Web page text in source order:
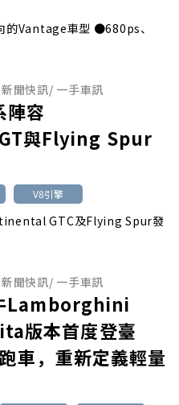
Vantage車型 ●680ps、
新聞快訊/ 一手車訊
陣容
與Flying Spur
V8引擎
GTC及Flying Spur發
新聞快訊/ 一手車訊
Lamborghini
版本首度登臺
車，重新定義輕量